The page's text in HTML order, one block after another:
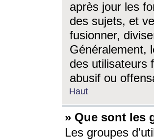
après jour les
des sujets, et
fusionner,
Généralement,
des utilisateurs
abusif ou
Haut
» Que sont les
Les groupes